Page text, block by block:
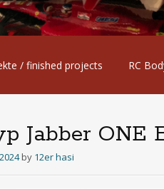
/ finished projects RC
Jabber ONE
by 12er hasi